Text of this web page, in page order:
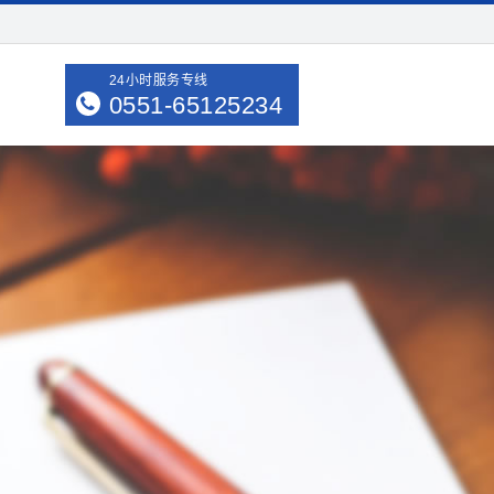
24小时服务专线
0551-65125234